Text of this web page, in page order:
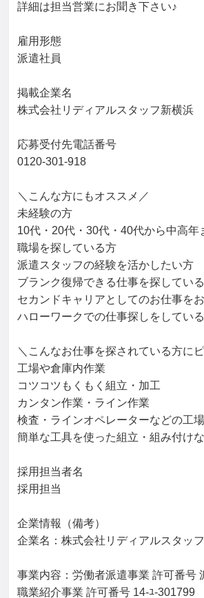
詳細は担当営業にお聞き下さい♪
雇用形態
派遣社員
掲載企業名
株式会社リディアルスタッフ新横浜
応募受付先電話番号
0120-301-918
＼こんな方にもオススメ／
未経験の方
10代・20代・30代・40代から中高年
職場を探している方
派遣スタッフの経験を活かしたい方
ブランク復帰できる仕事を探してい
セカンドキャリアとしてのお仕事を
ハローワークでの仕事探しをしてい
＼こんなお仕事を探されている方に
工場や倉庫内作業
コツコツもくもく組立・加工
カンタン作業・ライン作業
検査・ラインオペレーターなどの工
簡単な工具を使った組立・組み付け
採用担当者名
採用担当
企業情報（備考）
企業名：株式会社リディアルスタッ
事業内容：労働者派遣事業 許可番号
職業紹介事業 許可番号 14-ﾕ-301799